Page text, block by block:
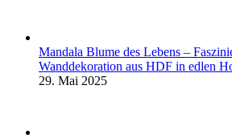
Mandala Blume des Lebens –
Wanddekoration aus HDF in edlen
29. Mai 2025